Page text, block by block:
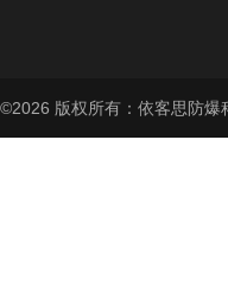
©2026 版权所有：依客思防爆